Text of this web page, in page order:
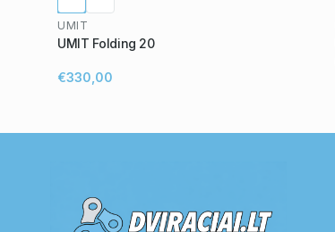
UMIT
UMIT Folding 20
€330,00